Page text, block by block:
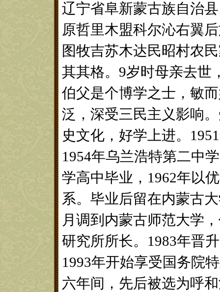
辽宁省阜新蒙古族自治
原哲里木盟科尔沁右翼
图牧吉苏木达民昭村农
其其格。9岁时母亲去世
伯父是个博学之士，敏
泛，深受三民主义影响
史文化，好学上进。
1954年乌兰浩特第二中
学高中毕业，1962年以
系。毕业后留在内蒙古
月调到内蒙古师范大学
研究所所长。1983年晋
1993年开始享受国务院
六年间，先后被选为呼